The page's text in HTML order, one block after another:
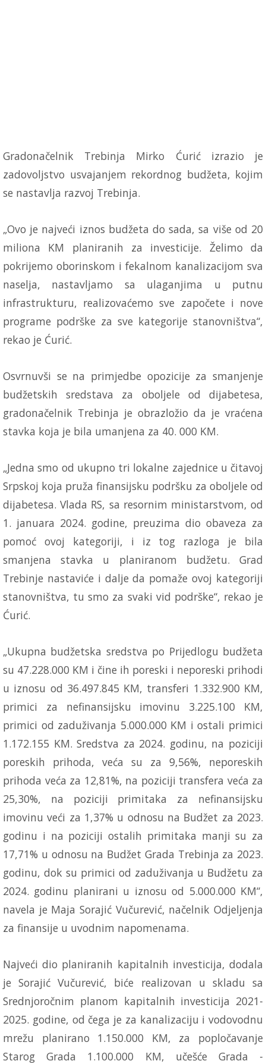
Gradonačelnik Trebinja Mirko Ćurić izrazio je
zadovoljstvo usvajanjem rekordnog budžeta, kojim
se nastavlja razvoj Trebinja.
„Ovo je najveći iznos budžeta do sada, sa više od 20
miliona KM planiranih za investicije. Želimo da
pokrijemo oborinskom i fekalnom kanalizacijom sva
naselja, nastavljamo sa ulaganjima u putnu
infrastrukturu, realizovaćemo sve započete i nove
programe podrške za sve kategorije stanovništva“,
rekao je Ćurić.
Osvrnuvši se na primjedbe opozicije za smanjenje
budžetskih sredstava za oboljele od dijabetesa,
gradonačelnik Trebinja je obrazložio da je vraćena
stavka koja je bila umanjena za 40. 000 KM.
„Jedna smo od ukupno tri lokalne zajednice u čitavoj
Srpskoj koja pruža finansijsku podršku za oboljele od
dijabetesa. Vlada RS, sa resornim ministarstvom, od
1. januara 2024. godine, preuzima dio obaveza za
pomoć ovoj kategoriji, i iz tog razloga je bila
smanjena stavka u planiranom budžetu. Grad
Trebinje nastaviće i dalje da pomaže ovoj kategoriji
stanovništva, tu smo za svaki vid podrške“, rekao je
Ćurić.
„Ukupna budžetska sredstva po Prijedlogu budžeta
su 47.228.000 KM i čine ih poreski i neporeski prihodi
u iznosu od 36.497.845 KM, transferi 1.332.900 KM,
primici za nefinansijsku imovinu 3.225.100 KM,
primici od zaduživanja 5.000.000 KM i ostali primici
1.172.155 KM. Sredstva za 2024. godinu, na poziciji
poreskih prihoda, veća su za 9,56%, neporeskih
prihoda veća za 12,81%, na poziciji transfera veća za
25,30%, na poziciji primitaka za nefinansijsku
imovinu veći za 1,37% u odnosu na Budžet za 2023.
godinu i na poziciji ostalih primitaka manji su za
17,71% u odnosu na Budžet Grada Trebinja za 2023.
godinu, dok su primici od zaduživanja u Budžetu za
2024. godinu planirani u iznosu od 5.000.000 KM“,
navela je Maja Sorajić Vučurević, načelnik Odjeljenja
za finansije u uvodnim napomenama.
Najveći dio planiranih kapitalnih investicija, dodala
je Sorajić Vučurević, biće realizovan u skladu sa
Srednjoročnim planom kapitalnih investicija 2021-
2025. godine, od čega je za kanalizaciju i vodovodnu
mrežu planirano 1.150.000 KM, za popločavanje
Starog Grada 1.100.000 KM, učešće Grada -